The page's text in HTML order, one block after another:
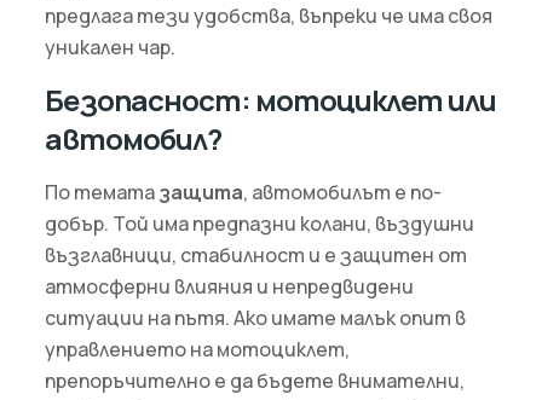
предлага тези удобства, въпреки че има своя
уникален чар.
Безопасност: мотоциклет или
автомобил?
По тематазащита, автомобилът е по-
добър. Той има предпазни колани, въздушни
възглавници, стабилност и е защитен от
атмосферни влияния и непредвидени
ситуации на пътя. Ако имате малък опит в
управлението на мотоциклет,
препоръчително е да бъдете внимателни,